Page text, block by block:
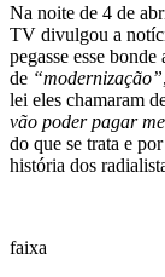
Na noite de 4 de
TV divulgou a
pegasse esse
de “modernização”
lei eles chamaram
vão poder pagar
do que se trata e
história dos